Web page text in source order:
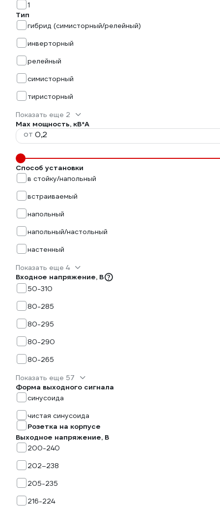
1
Тип
гибрид (симисторный/релейный)
инверторный
релейный
симисторный
тиристорный
Показать еще 2
Max мощность, кВ*А
от
Способ установки
в стойку/напольный
встраиваемый
напольный
напольный/настольный
настенный
Показать еще 4
Входное напряжение, В
50-310
80-285
80-295
80-290
80-265
Показать еще 57
Форма выходного сигнала
синусоида
чистая синусоида
Розетка на корпусе
Выходное напряжение, В
200-240
202–238
205-235
216-224